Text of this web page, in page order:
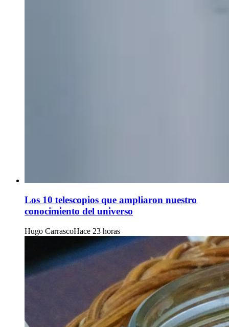
Los 10 telescopios que ampliaron nuestro
conocimiento del universo
Hugo CarrascoHace 23 horas